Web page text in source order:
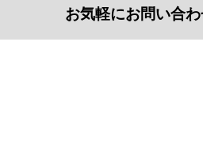
お気軽にお問い合わ